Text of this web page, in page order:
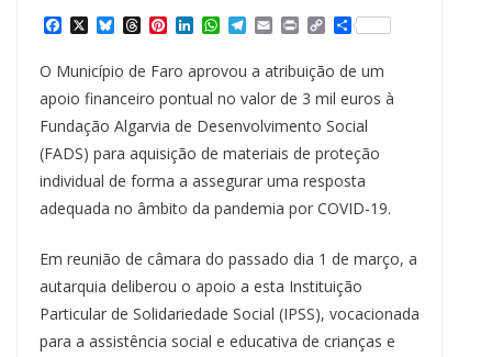
c
e
b
o
k
X B
e
s
y
T
e
a
s
P
t
e
e
s
t
L
k
e
I
n
W
t
s
p
p
T
e
g
a
m
E
a
i
l
P
n
t
C
y
L
n
k
S
r
e
O Município de Faro aprovou a atribuição de um
apoio financeiro pontual no valor de 3 mil euros à
Fundação Algarvia de Desenvolvimento Social
(FADS) para aquisição de materiais de proteção
individual de forma a assegurar uma resposta
adequada no âmbito da pandemia por COVID-19.
Em reunião de câmara do passado dia 1 de março, a
autarquia deliberou o apoio a esta Instituição
Particular de Solidariedade Social (IPSS), vocacionada
para a assistência social e educativa de crianças e